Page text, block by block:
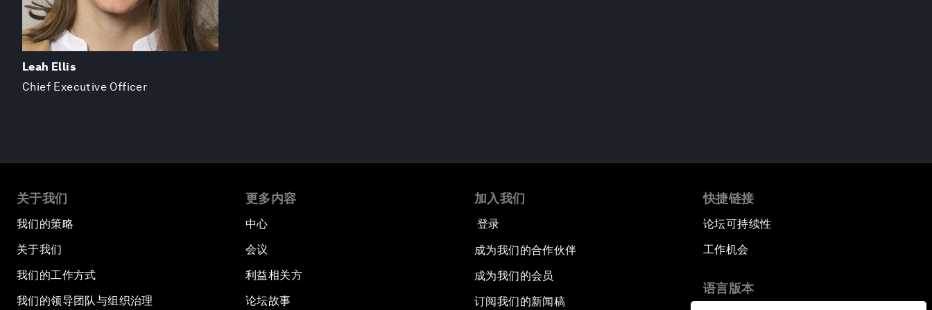
Leah Ellis
Chief Executive Officer
关于我们
我们的策略
关于我们
我们的工作方式
我们的领导团队与组织治理
更多内容
中心
会议
利益相关方
论坛故事
加入我们
登录
成为我们的合作伙伴
成为我们的会员
订阅我们的新闻稿
快捷链接
论坛可持续性
工作机会
语言版本